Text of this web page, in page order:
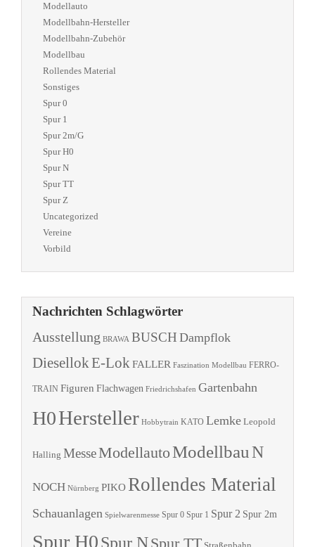
Modellauto
Modellbahn-Hersteller
Modellbahn-Zubehör
Modellbau
Rollendes Material
Sonstiges
Spur 0
Spur 1
Spur 2m/G
Spur H0
Spur N
Spur TT
Spur Z
Uncategorized
Vereine
Vorbild
Nachrichten Schlagwörter
Ausstellung BRAWA BUSCH Dampflok
DiesellokE-LokFALLER Faszination Modellbau FERRO-
TRAIN Figuren Flachwagen Friedrichshafen Gartenbahn
H0Hersteller Hobbytrain KATO Lemke Leopold
Halling MesseModellautoModellbauN
NOCH Nürnberg PIKO Rollendes Material
Schauanlagen Spielwarenmesse Spur 0 Spur 1 Spur 2 Spur 2m
Spur H0Spur NSpur TT